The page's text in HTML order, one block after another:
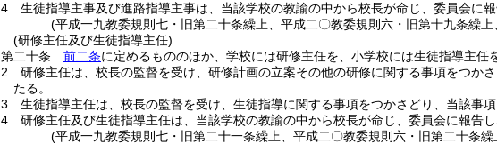
4
生徒指導主事及び進路指導主事は、当該学校の教諭の中から校長が命じ、委員会に報
(平成一九教委規則七・旧第二十条繰上、平成二〇教委規則六・旧第十九条繰
(研修主任及び生徒指導主任)
第二十条
前二条に定めるもののほか、学校には研修主任を、小学校には生徒指導主任
2
研修主任は、校長の監督を受け、研修計画の立案その他の研修に関する事項をつか
たる。
3
生徒指導主任は、校長の監督を受け、生徒指導に関する事項をつかさどり、当該事
4
研修主任及び生徒指導主任は、当該学校の教諭の中から校長が命じ、委員会に報告し
(平成一九教委規則七・旧第二十一条繰上、平成二〇教委規則六・旧第二十条